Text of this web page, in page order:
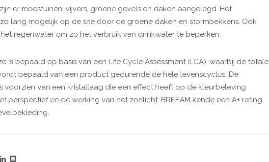
er moestuinen, vijvers, groene gevels en daken aangelegd. Het
lang mogelijk op de site door de groene daken en stormbekkens. Ook
regenwater om zo het verbruik van drinkwater te beperken.
is bepaald op basis van een Life Cycle Assessment (LCA), waarbij de totale
bepaald van een product gedurende de hele levenscyclus. De
voorzien van een kristallaag die een effect heeft op de kleurbeleving
perspectief en de werking van het zonlicht. BREEAM kende een A+ rating